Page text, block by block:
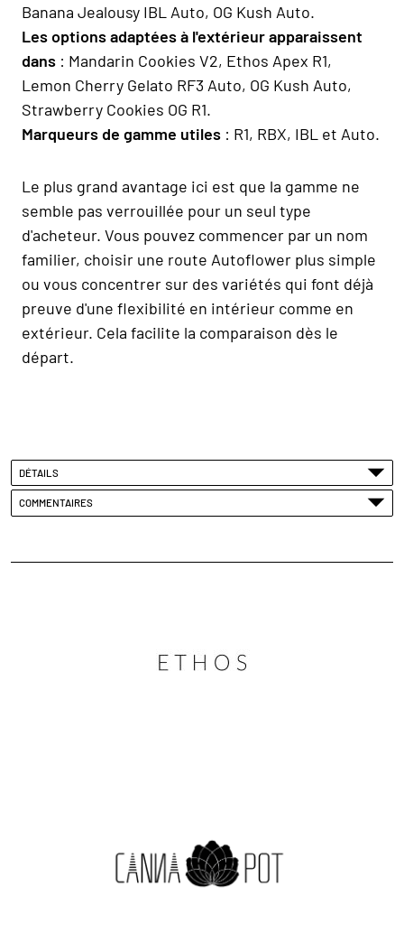
Banana Jealousy IBL Auto, OG Kush Auto.
Les options adaptées à l'extérieur apparaissent
dans : Mandarin Cookies V2, Ethos Apex R1,
Lemon Cherry Gelato RF3 Auto, OG Kush Auto,
Strawberry Cookies OG R1.
Marqueurs de gamme utiles : R1, RBX, IBL et Auto.
Le plus grand avantage ici est que la gamme ne
semble pas verrouillée pour un seul type
d'acheteur. Vous pouvez commencer par un nom
familier, choisir une route Autoflower plus simple
ou vous concentrer sur des variétés qui font déjà
preuve d'une flexibilité en intérieur comme en
extérieur. Cela facilite la comparaison dès le
départ.
DÉTAILS
COMMENTAIRES